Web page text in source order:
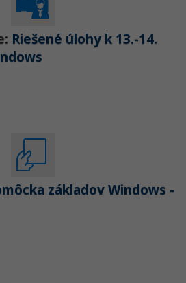
Riešené úlohy k 13.-14.
základov Windows -